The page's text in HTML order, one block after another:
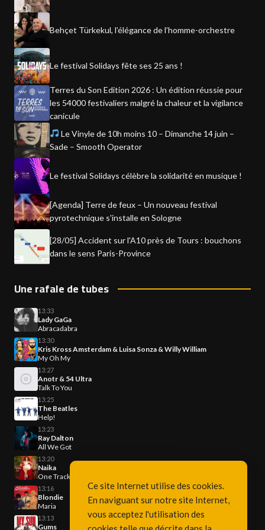
Behçet Türkekul, l’élégance de l’homme-orchestre
Le festival Solidays fête ses 25 ans !
Terres du Son Edition 2026 : Un édition réussie pour
les 54000 festivaliers malgré la chaleur et la vigilance
canicule
Le Vinyle de 10h moins 10 – Dimanche 14 juin –
Sade – Smooth Operator
Le festival Solidays célèbre la solidarité en musique !
[Agenda] Terre de feux – Un nouveau festival
pyrotechnique s'installe en Sologne
[28/05] Accident sur l'A10 près de Tours : bouchons
dans le sens Paris-Province
Une rafale de tubes
13:33
Lady GaGa
Abracadabra
13:30
Kris Kross Amsterdam & Luisa Sonza & Willy William
My Oh My
13:27
Anotr & 54 Ultra
Talk To You
13:25
The Beatles
Help!
13:23
Ray Dalton
All We Got
13:20
Naika
One Track Mind
13:16
Blondie
Maria
13:13
Gums
Ce site Internet utilise des cookies.
En naviguant sur notre site Internet,
vous acceptez l'utilisation des